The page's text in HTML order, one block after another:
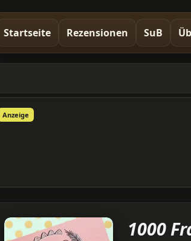
Startseite Rezensionen SuB
Anzeige
1000